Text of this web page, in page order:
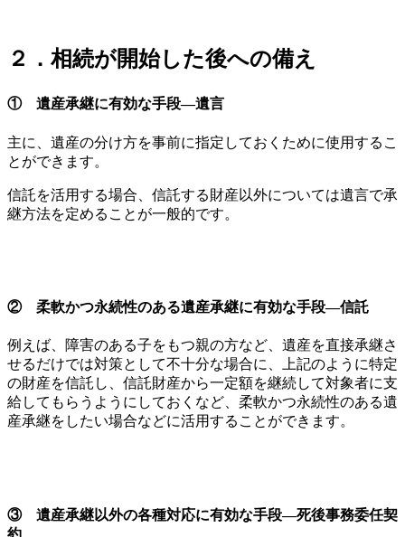
２．相続が開始した後への備え
① 遺産承継に有効な手段―遺言
主に、遺産の分け方を事前に指定しておくために使用するこ
とができます。
信託を活用する場合、信託する財産以外については遺言で承
継方法を定めることが一般的です。
② 柔軟かつ永続性のある遺産承継に有効な手段―信託
例えば、障害のある子をもつ親の方など、遺産を直接承継さ
せるだけでは対策として不十分な場合に、上記のように特定
の財産を信託し、信託財産から一定額を継続して対象者に支
給してもらうようにしておくなど、柔軟かつ永続性のある遺
産承継をしたい場合などに活用することができます。
③ 遺産承継以外の各種対応に有効な手段―死後事務委任契
約